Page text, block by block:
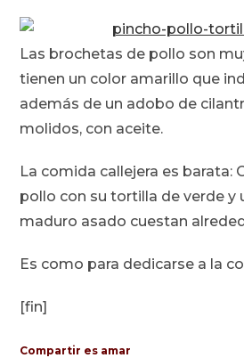
Las brochetas de pollo son
tienen un color amarillo que
además de un adobo de
molidos, con aceite.
La comida callejera es barata:
pollo con su tortilla de verde y
maduro asado cuestan
Es como para dedicarse a la
[fin]
Compartir es amar